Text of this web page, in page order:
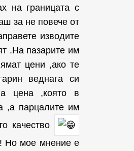
на границата с
за не повече от
изводите
.На пазарите им
цени ,ако те
веднага си
цена ,която в
,а парцалите им
качество
Но мое мнение е